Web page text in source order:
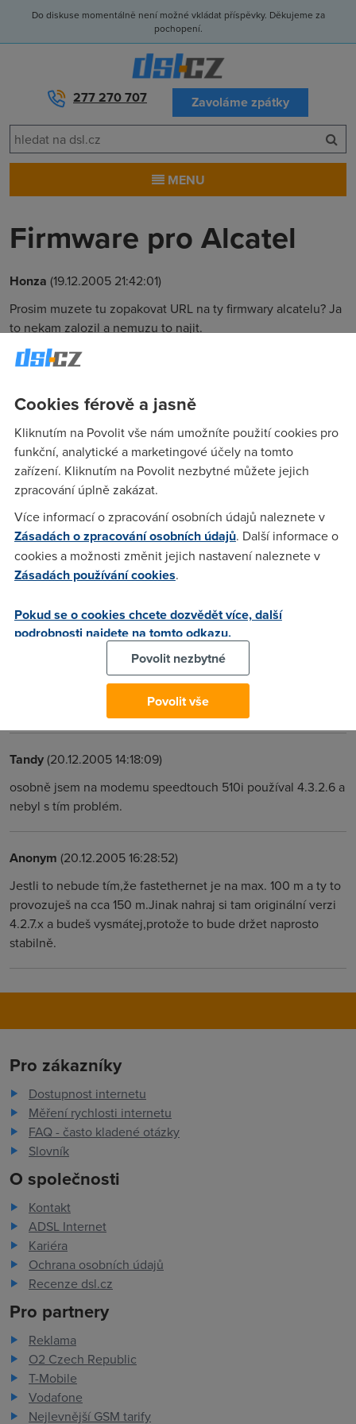
Do diskuse momentálně není možné vkládat příspěvky. Děkujeme za
pochopení.
277 270 707 Zavoláme zpátky
MENU
Firmware pro Alcatel
Honza (19.12.2005 21:42:01)
Prosim muzete tu zopakovat URL na ty firmwary alcatelu? Ja
to nekam zalozil a nemuzu to najit.
Pokud myslíš Alcatel Speedtouch 510i tak nalezneš na
www.iol.cz v sekci zák. podpora nebo na web.iol.cz/tandy
Honza(20.12.2005 13:35:41)
Lol, tak ten zrovna nemyslim. Tam sou pekne rakvozni veci.
Honza(20.12.2005 13:39:33)
nereconnecti kdyz vypadne PPP presto ze je nastaveno
always on. Staci vypnout a zapnout kram a uz to de. Nekdy
je nutne jeste kliknout rucne na connect a nekdy to spadne
s nesmyslnou hlaskou "Disconnected by the user". (Po
kliknuti na Connect). Vzhledem k tomu ze mam modem cca
150m od PC a navic v jine budove tak mi to dost vadi...
Tandy(20.12.2005 14:18:09)
osobně jsem na modemu speedtouch 510i používal 4.3.2.6 a
nebyl s tím problém.
Anonym (20.12.2005 16:28:52)
Jestli to nebude tím,že fastethernet je na max. 100 m a ty to
provozuješ na cca 150 m.Jinak nahraj si tam originální verzi
4.2.7.x a budeš vysmátej,protože to bude držet naprosto
stabilně.
Pro zákazníky
Dostupnost internetu
Měření rychlosti internetu
FAQ - často kladené otázky
Slovník
O společnosti
Kontakt
ADSL Internet
Kariéra
Ochrana osobních údajů
Recenze dsl.cz
Pro partnery
Reklama
O2 Czech Republic
T-Mobile
Vodafone
Nejlevnější GSM tarify
Cookies férově a jasně
Kliknutím na Povolit vše nám umožníte použití cookies pro
funkční, analytické a marketingové účely na tomto
zařízení. Kliknutím na Povolit nezbytné můžete jejich
zpracování úplně zakázat.
Více informací o zpracování osobních údajů naleznete v
Zásadách o zpracování osobních údajů. Další informace o
cookies a možnosti změnit jejich nastavení naleznete v
Zásadách používání cookies.
Pokud se o cookies chcete dozvědět více, další
podrobnosti najdete na tomto odkazu.
Povolit nezbytné
Povolit vše